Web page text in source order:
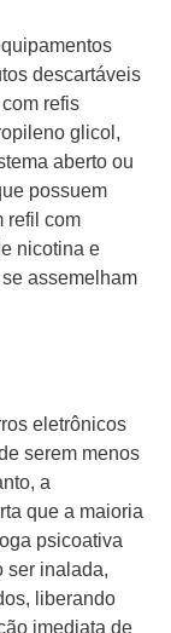
descartáveis
refis
glicol,
aberto ou
possuem
refil com
nicotina e
assemelham
eletrônicos
serem menos
a
que a maioria
psicoativa
ser inalada,
liberando
imediata de